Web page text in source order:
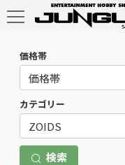
価格帯
カテゴリー
検索